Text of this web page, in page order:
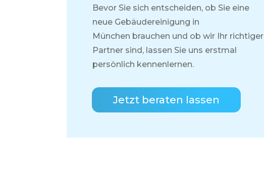
Bevor Sie sich entscheiden, ob Sie eine
neue Gebäudereinigung in
München brauchen und ob wir Ihr richtiger
Partner sind, lassen Sie uns erstmal
persönlich kennenlernen.
Jetzt beraten lassen